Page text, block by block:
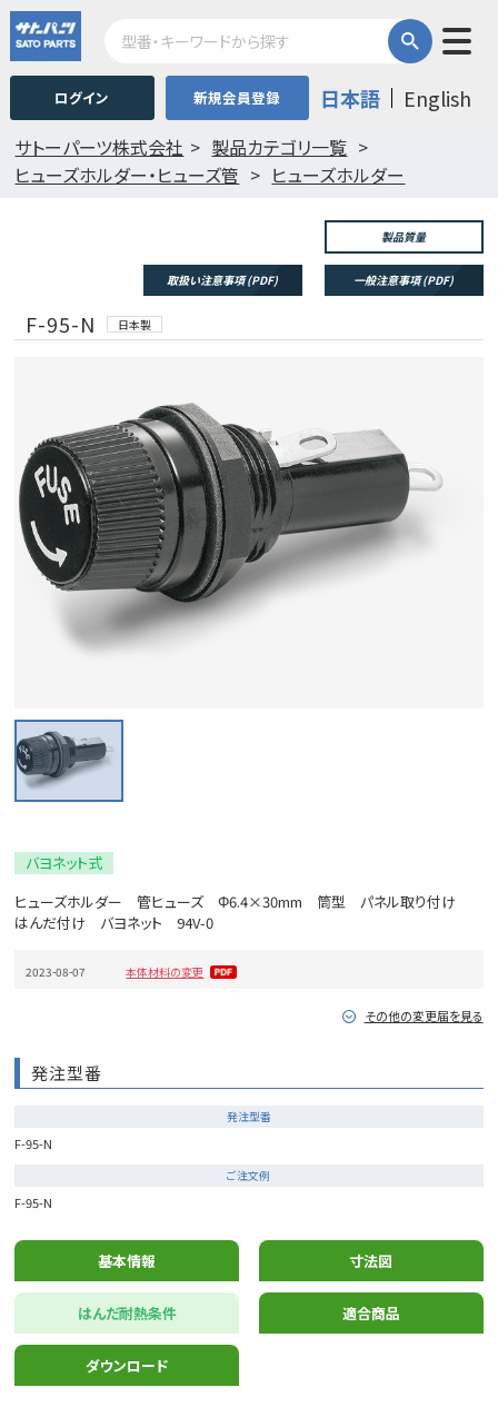
ログイン 新規会員登録 日本語 English
サトーパーツ株式会社
製品カテゴリ一覧
ヒューズホルダー・ヒューズ管
ヒューズホルダー
製品質量
取扱い注意事項 (PDF) 一般注意事項 (PDF)
F-95-N 日本製
バヨネット式
ヒューズホルダー 管ヒューズ Φ6.4×30mm 筒型 パネル取り付け
はんだ付け バヨネット 94V-0
2023-08-07 本体材料の変更
その他の変更届を見る
発注型番
発注型番
F-95-N
ご注文例
F-95-N
基本情報 寸法図
はんだ耐熱条件 適合商品
ダウンロード